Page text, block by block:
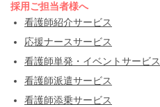
採用ご担当者様へ
看護師紹介サービス
応援ナースサービス
看護師単発・イベントサービス
看護師派遣サービス
看護師添乗サービス